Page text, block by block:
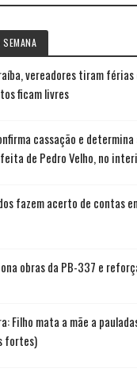
vereadores tiram férias
ficam livres
cassação e
de Pedro Velho, no
fazem acerto de contas
obras da PB-337 e
Filho mata a mãe a
fortes)